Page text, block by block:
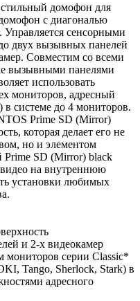
домофон для
с диагональю
сенсорными
двух вызывных панелей
Совместим со всеми
вызывными панелями
использовать
мониторов, адресный
системе до 4 мониторов.
Prime SD (Mirror)
которая делает его не
но и элементом
Prime SD (Mirror) black
видео на внутреннюю
установки любимых
и 2-х видеокамер
мониторов серии Classic*
Tango, Sherlock, Stark) в
адресного